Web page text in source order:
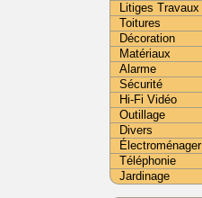
Litiges Travaux
Toitures
Décoration
Matériaux
Alarme
Sécurité
Hi-Fi Vidéo
Outillage
Divers
Électroménager
Téléphonie
Jardinage